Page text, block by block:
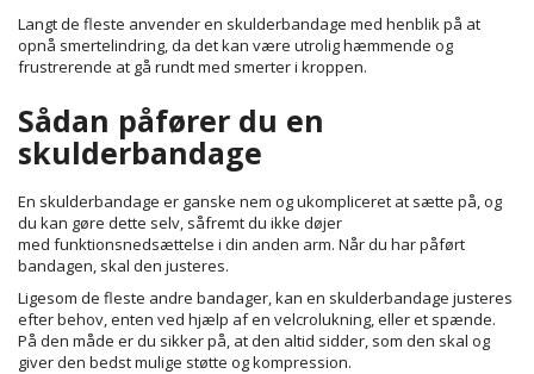
Langt de fleste anvender en skulderbandage med henblik på at
opnå smertelindring, da det kan være utrolig hæmmende og
frustrerende at gå rundt med smerter i kroppen.
Sådan påfører du en
skulderbandage
En skulderbandage er ganske nem og ukompliceret at sætte på, og
du kan gøre dette selv, såfremt du ikke døjer
med funktionsnedsættelse i din anden arm. Når du har påført
bandagen, skal den justeres.
Ligesom de fleste andre bandager, kan en skulderbandage justeres
efter behov, enten ved hjælp af en velcrolukning, eller et spænde.
På den måde er du sikker på, at den altid sidder, som den skal og
giver den bedst mulige støtte og kompression.